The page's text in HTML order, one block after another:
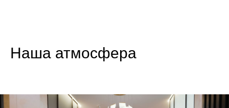
Наша атмосфера